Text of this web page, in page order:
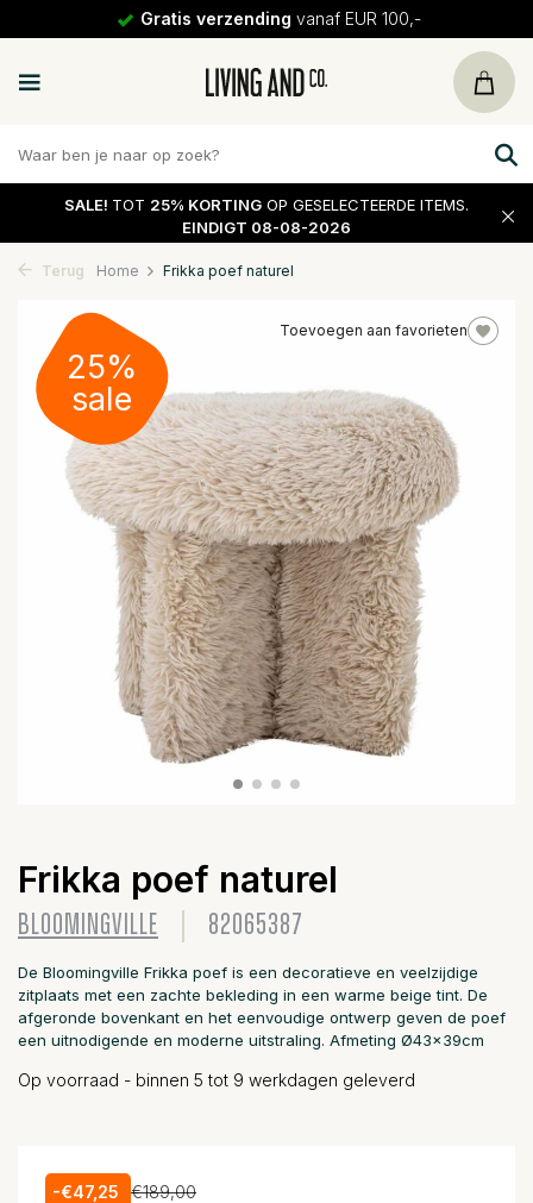
Gratis verzending vanaf EUR 100,-
SALE! TOT 25% KORTING OP GESELECTEERDE ITEMS.
EINDIGT 08-08-2026
Terug Home Frikka poef naturel
Toevoegen aan favorieten
25%
sale
Frikka poef naturel
BLOOMINGVILLE 82065387
De Bloomingville Frikka poef is een decoratieve en veelzijdige
zitplaats met een zachte bekleding in een warme beige tint. De
afgeronde bovenkant en het eenvoudige ontwerp geven de poef
een uitnodigende en moderne uitstraling. Afmeting Ø43x39cm
Op voorraad - binnen 5 tot 9 werkdagen geleverd
-€47,25 €189,00